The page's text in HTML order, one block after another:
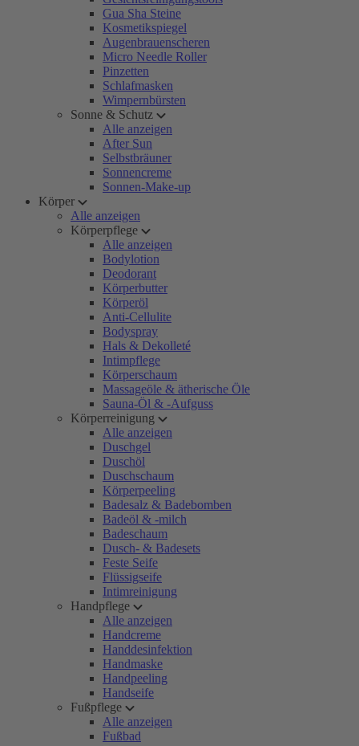
Gua Sha Steine
Kosmetikspiegel
Augenbrauenscheren
Micro Needle Roller
Pinzetten
Schlafmasken
Wimpernbürsten
Sonne & Schutz
Alle anzeigen
After Sun
Selbstbräuner
Sonnencreme
Sonnen-Make-up
Körper
Alle anzeigen
Körperpflege
Alle anzeigen
Bodylotion
Deodorant
Körperbutter
Körperöl
Anti-Cellulite
Bodyspray
Hals & Dekolleté
Intimpflege
Körperschaum
Massageöle & ätherische Öle
Sauna-Öl & -Aufguss
Körperreinigung
Alle anzeigen
Duschgel
Duschöl
Duschschaum
Körperpeeling
Badesalz & Badebomben
Badeöl & -milch
Badeschaum
Dusch- & Badesets
Feste Seife
Flüssigseife
Intimreinigung
Handpflege
Alle anzeigen
Handcreme
Handdesinfektion
Handmaske
Handpeeling
Handseife
Fußpflege
Alle anzeigen
Fußbad